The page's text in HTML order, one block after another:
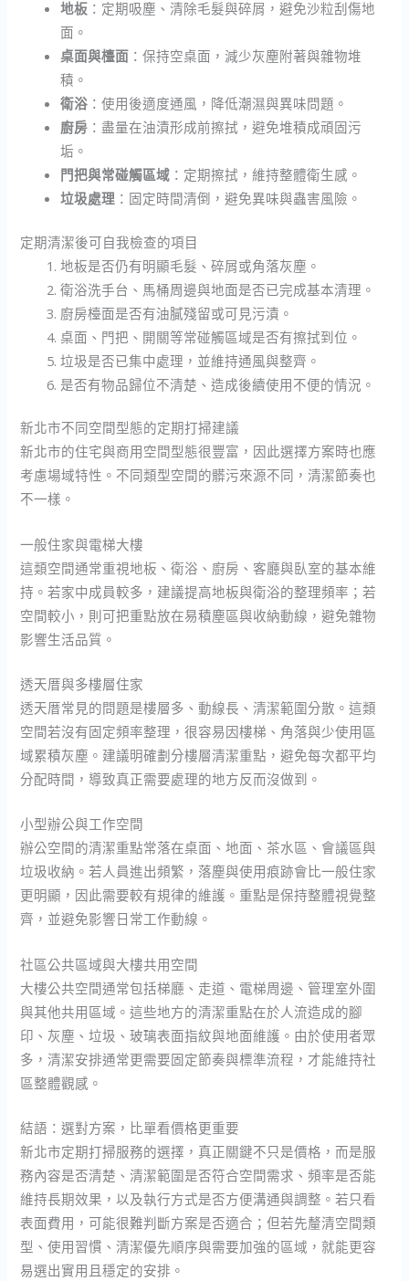
地板 ：定期吸塵、清除毛髮與碎屑，避免沙粒刮傷地
面。
桌面與檯面 ：保持空桌面，減少灰塵附著與雜物堆
積。
衛浴 ：使用後適度通風，降低潮濕與異味問題。
廚房 ：盡量在油漬形成前擦拭，避免堆積成頑固污
垢。
門把與常碰觸區域 ：定期擦拭，維持整體衛生感。
垃圾處理 ：固定時間清倒，避免異味與蟲害風險。
定期清潔後可自我檢查的項目
地板是否仍有明顯毛髮、碎屑或角落灰塵。
衛浴洗手台、馬桶周邊與地面是否已完成基本清理。
廚房檯面是否有油膩殘留或可見污漬。
桌面、門把、開關等常碰觸區域是否有擦拭到位。
垃圾是否已集中處理，並維持通風與整齊。
是否有物品歸位不清楚、造成後續使用不便的情況。
新北市不同空間型態的定期打掃建議
新北市的住宅與商用空間型態很豐富，因此選擇方案時也應
考慮場域特性。不同類型空間的髒污來源不同，清潔節奏也
不一樣。
一般住家與電梯大樓
這類空間通常重視地板、衛浴、廚房、客廳與臥室的基本維
持。若家中成員較多，建議提高地板與衛浴的整理頻率；若
空間較小，則可把重點放在易積塵區與收納動線，避免雜物
影響生活品質。
透天厝與多樓層住家
透天厝常見的問題是樓層多、動線長、清潔範圍分散。這類
空間若沒有固定頻率整理，很容易因樓梯、角落與少使用區
域累積灰塵。建議明確劃分樓層清潔重點，避免每次都平均
分配時間，導致真正需要處理的地方反而沒做到。
小型辦公與工作空間
辦公空間的清潔重點常落在桌面、地面、茶水區、會議區與
垃圾收納。若人員進出頻繁，落塵與使用痕跡會比一般住家
更明顯，因此需要較有規律的維護。重點是保持整體視覺整
齊，並避免影響日常工作動線。
社區公共區域與大樓共用空間
大樓公共空間通常包括梯廳、走道、電梯周邊、管理室外圍
與其他共用區域。這些地方的清潔重點在於人流造成的腳
印、灰塵、垃圾、玻璃表面指紋與地面維護。由於使用者眾
多，清潔安排通常更需要固定節奏與標準流程，才能維持社
區整體觀感。
結語：選對方案，比單看價格更重要
新北市定期打掃服務的選擇，真正關鍵不只是價格，而是服
務內容是否清楚、清潔範圍是否符合空間需求、頻率是否能
維持長期效果，以及執行方式是否方便溝通與調整。若只看
表面費用，可能很難判斷方案是否適合；但若先釐清空間類
型、使用習慣、清潔優先順序與需要加強的區域，就能更容
易選出實用且穩定的安排。